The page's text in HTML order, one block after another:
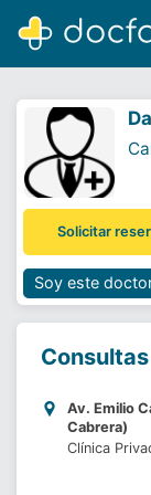
Solicitar
Soy este
Consultas
Av. Emilio
Cabrera)
Clínica